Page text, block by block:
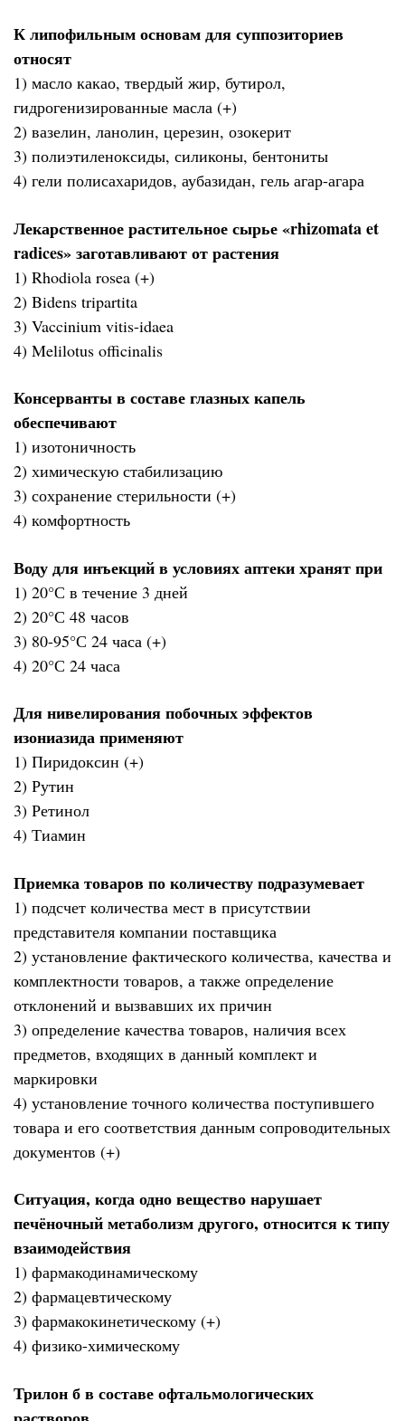
К липофильным основам для суппозиториев
относят
1) масло какао, твердый жир, бутирол,
гидрогенизированные масла (+)
2) вазелин, ланолин, церезин, озокерит
3) полиэтиленоксиды, силиконы, бентониты
4) гели полисахаридов, аубазидан, гель агар-агара
Лекарственное растительное сырье «rhizomata et
radices» заготавливают от растения
1) Rhodiola rosea (+)
2) Bidens tripartita
3) Vaccinium vitis-idaea
4) Melilotus officinalis
Консерванты в составе глазных капель
обеспечивают
1) изотоничность
2) химическую стабилизацию
3) сохранение стерильности (+)
4) комфортность
Воду для инъекций в условиях аптеки хранят при
1) 20°С в течение 3 дней
2) 20°С 48 часов
3) 80-95°С 24 часа (+)
4) 20°С 24 часа
Для нивелирования побочных эффектов
изониазида применяют
1) Пиридоксин (+)
2) Рутин
3) Ретинол
4) Тиамин
Приемка товаров по количеству подразумевает
1) подсчет количества мест в присутствии
представителя компании поставщика
2) установление фактического количества, качества и
комплектности товаров, а также определение
отклонений и вызвавших их причин
3) определение качества товаров, наличия всех
предметов, входящих в данный комплект и
маркировки
4) установление точного количества поступившего
товара и его соответствия данным сопроводительных
документов (+)
Ситуация, когда одно вещество нарушает
печёночный метаболизм другого, относится к типу
взаимодействия
1) фармакодинамическому
2) фармацевтическому
3) фармакокинетическому (+)
4) физико-химическому
Трилон б в составе офтальмологических